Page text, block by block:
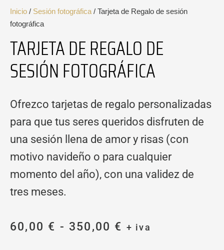
Inicio / Sesión fotográfica / Tarjeta de Regalo de sesión
fotográfica
TARJETA DE REGALO DE
SESIÓN FOTOGRÁFICA
Ofrezco tarjetas de regalo personalizadas
para que tus seres queridos disfruten de
una sesión llena de amor y risas (con
motivo navideño o para cualquier
momento del año), con una validez de
tres meses.
60,00 € - 350,00 € Rango
+ iva